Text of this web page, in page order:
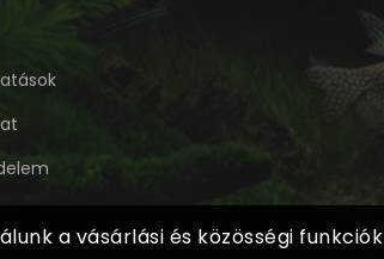
a vásárlási és közösségi funkciók